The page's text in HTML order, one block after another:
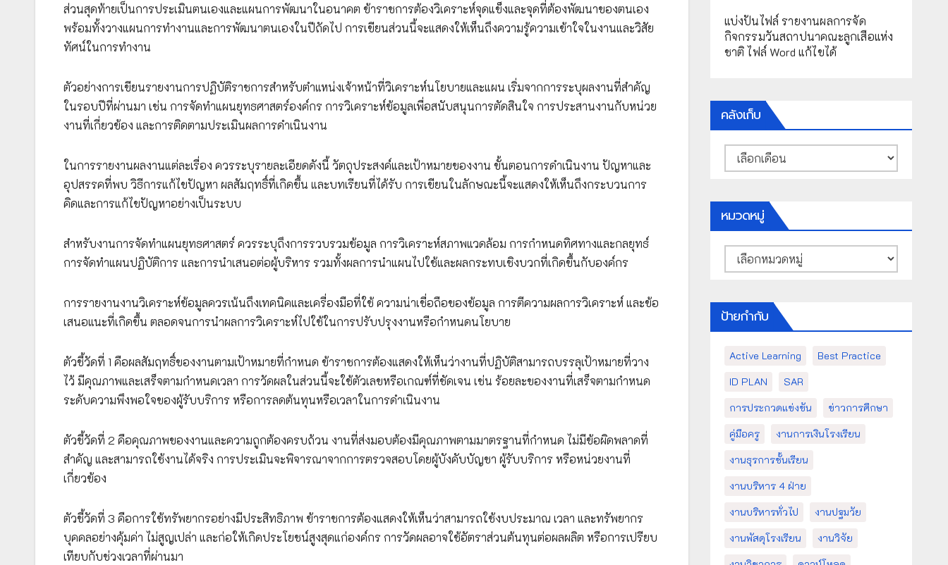
ส่วนสุดท้ายเป็นการประเมินตนเองและแผนการพัฒนาในอนาคต ข้าราชการต้องวิเคราะห์จุดแข็งและจุดที่ต้องพัฒนาของตนเอง
พร้อมทั้งวางแผนการทำงานและการพัฒนาตนเองในปีถัดไป การเขียนส่วนนี้จะแสดงให้เห็นถึงความรู้ความเข้าใจในงานและวิสัย
ทัศน์ในการทำงาน
ตัวอย่างการเขียนรายงานการปฏิบัติราชการสำหรับตำแหน่งเจ้าหน้าที่วิเคราะห์นโยบายและแผน เริ่มจากการระบุผลงานที่สำคัญ
ในรอบปีที่ผ่านมา เช่น การจัดทำแผนยุทธศาสตร์องค์กร การวิเคราะห์ข้อมูลเพื่อสนับสนุนการตัดสินใจ การประสานงานกับหน่วย
งานที่เกี่ยวข้อง และการติดตามประเมินผลการดำเนินงาน
ในการรายงานผลงานแต่ละเรื่อง ควรระบุรายละเอียดดังนี้ วัตถุประสงค์และเป้าหมายของงาน ขั้นตอนการดำเนินงาน ปัญหาและ
อุปสรรคที่พบ วิธีการแก้ไขปัญหา ผลสัมฤทธิ์ที่เกิดขึ้น และบทเรียนที่ได้รับ การเขียนในลักษณะนี้จะแสดงให้เห็นถึงกระบวนการ
คิดและการแก้ไขปัญหาอย่างเป็นระบบ
สำหรับงานการจัดทำแผนยุทธศาสตร์ ควรระบุถึงการรวบรวมข้อมูล การวิเคราะห์สภาพแวดล้อม การกำหนดทิศทางและกลยุทธ์
การจัดทำแผนปฏิบัติการ และการนำเสนอต่อผู้บริหาร รวมทั้งผลการนำแผนไปใช้และผลกระทบเชิงบวกที่เกิดขึ้นกับองค์กร
การรายงานงานวิเคราะห์ข้อมูลควรเน้นถึงเทคนิคและเครื่องมือที่ใช้ ความน่าเชื่อถือของข้อมูล การตีความผลการวิเคราะห์ และข้อ
เสนอแนะที่เกิดขึ้น ตลอดจนการนำผลการวิเคราะห์ไปใช้ในการปรับปรุงงานหรือกำหนดนโยบาย
ตัวชี้วัดที่ 1 คือผลสัมฤทธิ์ของงานตามเป้าหมายที่กำหนด ข้าราชการต้องแสดงให้เห็นว่างานที่ปฏิบัติสามารถบรรลุเป้าหมายที่วาง
ไว้ มีคุณภาพและเสร็จตามกำหนดเวลา การวัดผลในส่วนนี้จะใช้ตัวเลขหรือเกณฑ์ที่ชัดเจน เช่น ร้อยละของงานที่เสร็จตามกำหนด
ระดับความพึงพอใจของผู้รับบริการ หรือการลดต้นทุนหรือเวลาในการดำเนินงาน
ตัวชี้วัดที่ 2 คือคุณภาพของงานและความถูกต้องครบถ้วน งานที่ส่งมอบต้องมีคุณภาพตามมาตรฐานที่กำหนด ไม่มีข้อผิดพลาดที่
สำคัญ และสามารถใช้งานได้จริง การประเมินจะพิจารณาจากการตรวจสอบโดยผู้บังคับบัญชา ผู้รับบริการ หรือหน่วยงานที่
เกี่ยวข้อง
ตัวชี้วัดที่ 3 คือการใช้ทรัพยากรอย่างมีประสิทธิภาพ ข้าราชการต้องแสดงให้เห็นว่าสามารถใช้งบประมาณ เวลา และทรัพยากร
บุคคลอย่างคุ้มค่า ไม่สูญเปล่า และก่อให้เกิดประโยชน์สูงสุดแก่องค์กร การวัดผลอาจใช้อัตราส่วนต้นทุนต่อผลผลิต หรือการเปรียบ
เทียบกับช่วงเวลาที่ผ่านมา
แบ่งปันไฟล์ รายงานผลการจัด
กิจกรรมวันสถาปนาคณะลูกเสือแห่ง
ชาติ ไฟล์ Word แก้ไขได้
คลังเก็บ
คลัง
เก็บ
หมวดหมู่
หมวด
หมู่
ป้ายกำกับ
Active Learning
Best Practice
ID PLAN
SAR
การประกวดแข่งขัน
ข่าวการศึกษา
คู่มือครู
งานการเงินโรงเรียน
งานธุรการชั้นเรียน
งานบริหาร 4 ฝ่าย
งานบริหารทั่วไป
งานปฐมวัย
งานพัสดุโรงเรียน
งานวิจัย